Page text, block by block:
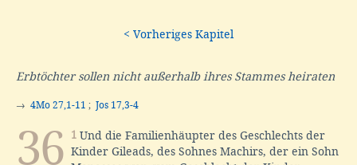
< Vorheriges Kapitel
Erbtöchter sollen nicht außerhalb ihres Stammes heiraten
→ 4Mo 27,1-11 ; Jos 17,3-4
36 1 Und die Familienhäupter des Geschlechts der
Kinder Gileads, des Sohnes Machirs, der ein Sohn